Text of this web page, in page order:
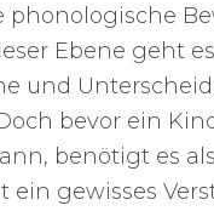
phonologische
Ebene geht
und
bevor ein
benötigt es als
ein gewisses